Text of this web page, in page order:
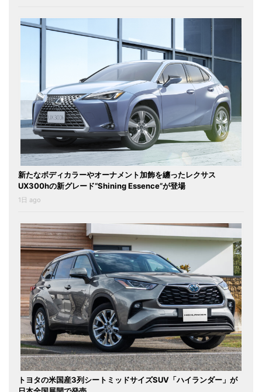
新たなボディカラーやオーナメント加飾を纏ったレクサス
UX300hの新グレード“Shining Essence”が登場
1日 ago
トヨタの米国産3列シートミッドサイズSUV「ハイランダー」が